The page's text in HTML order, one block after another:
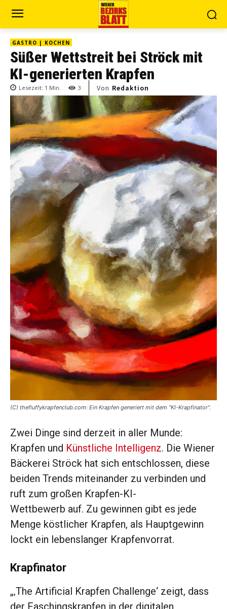
GASTRO | KOCHEN
Süßer Wettstreit bei Ströck mit
KI-generierten Krapfen
Lesezeit: 1 Min. 3 Von Redaktion
(C) thefluffykrapfenclub.com: Ein Krapfen generiert mit dem "KI-Krapfinator".
Zwei Dinge sind derzeit in aller Munde:
Krapfen und Künstliche Intelligenz. Die Wiener
Bäckerei Ströck hat sich entschlossen, diese
beiden Trends miteinander zu verbinden und
ruft zum großen Krapfen-KI-
Wettbewerb auf. Zu gewinnen gibt es jede
Menge köstlicher Krapfen, als Hauptgewinn
lockt ein lebenslanger Krapfenvorrat.
Krapfinator
„‚The Artificial Krapfen Challenge‘ zeigt, dass
der Faschingskrapfen in der digitalen